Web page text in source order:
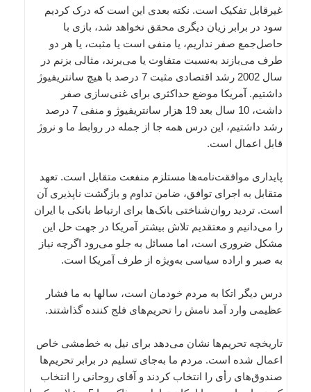
غیرقابل تفکیک است. نکته بعدی این است که درک کردیم
سود در برابر زیان دیگری محقق نخواهد شد، بازی با
حاصل‌جمع صفر نداریم، یا منفی است یا مثبت، یا هر دو
طرف می‌بازند به‌نسبت متفاوت یا می‌برند، مثالی بزنم در
سال 2002 رشد اقتصادی مثبت 7 درصد با هیچ سانتریفیوژ
داشتیم. آمریکا موضع حداکثری برای غنی‌سازی صفر
داشت، 10 سال بعد 19 هزار سانتریفیوژ و منفی 7 درصد
رشد داشتیم، این درس همه جا از جمله در روابط ما و نروژ
قابل اعمال است.
پایداری موافقت‌نامه‌ها مستلزم منفعت متقابل است. تعهد
متقابل به اجرای توافق، ضامن تداوم و بازگشت ناپذیری آن
است. تردید روان‌شناختی بانک‌ها برای ارتباط بانکی با ایران
را می‌دانیم و معتقدیم تلاش بیشتر آمریکا در جهت حل این
مشکل ضروری است، اما مسائل به جلو می‌رود اگرچه نیاز
به صبر و اراده سیاسی به‌ویژه از طرف آمریکا است.
درس دیگر اتکا به مردم خودمان است، سالها به ما فشار
عظیمی وارد آمد نامش را تحریم‌های فلج کننده گذاشتند.
تاریخچه تحریم‌ها نشان می‌دهد برای نیل به خط‌مشی خاص
اعمال شده است. مردم ما به‌جای تسلیم در برابر تحریم‌ها
صندوق‌های رأی را انتخاب کردند و آقای روحانی را انتخاب